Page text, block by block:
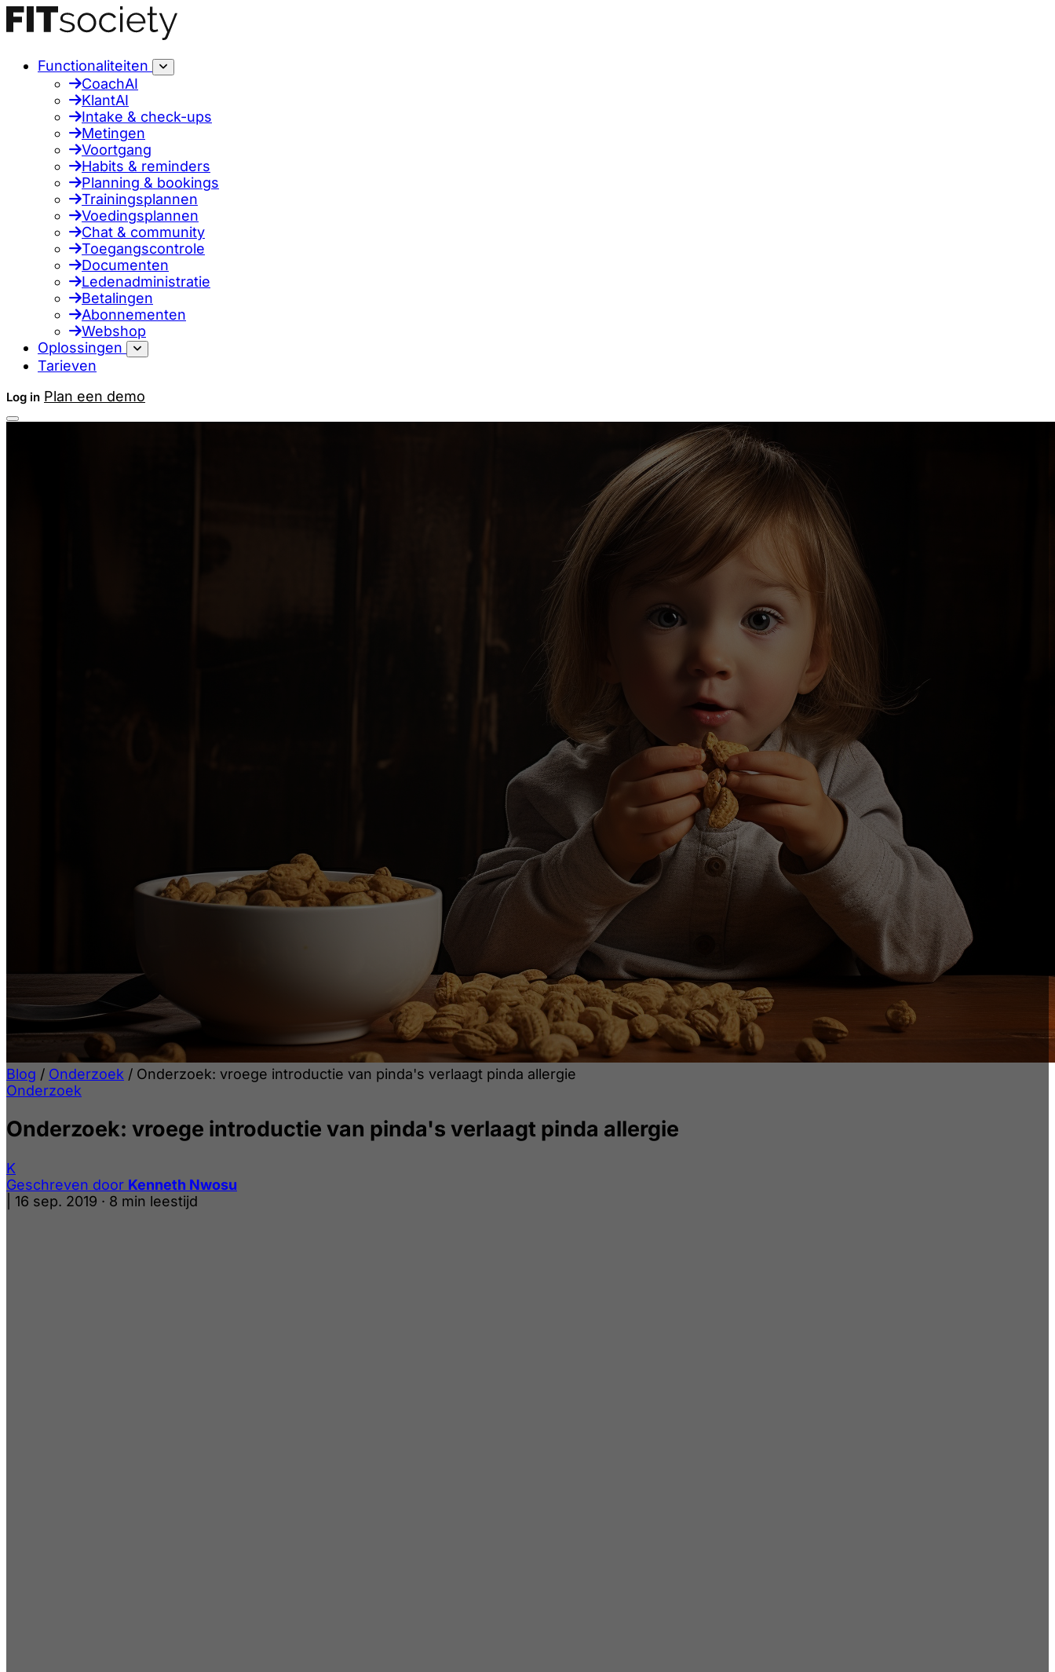
Functionaliteiten
CoachAI
KlantAI
Intake & check-ups
Metingen
Voortgang
Habits & reminders
Planning & bookings
Trainingsplannen
Voedingsplannen
Chat & community
Toegangscontrole
Documenten
Ledenadministratie
Betalingen
Abonnementen
Webshop
Oplossingen
Tarieven
Log in Plan een demo
Blog / Onderzoek / Onderzoek: vroege introductie van pinda's verlaagt pinda allergie
Onderzoek
Onderzoek: vroege introductie van pinda's verlaagt pinda allergie
K
Geschreven door Kenneth Nwosu
16 sep. 2019 · 8 min leestijd